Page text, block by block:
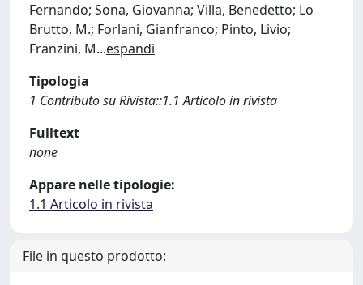
Fernando; Sona, Giovanna; Villa, Benedetto; Lo
Brutto, M.; Forlani, Gianfranco; Pinto, Livio;
Franzini, M...espandi
Tipologia
1 Contributo su Rivista::1.1 Articolo in rivista
Fulltext
none
Appare nelle tipologie:
1.1 Articolo in rivista
File in questo prodotto: